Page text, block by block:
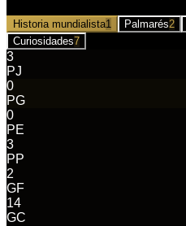
Historia mundialista1 Palmarés2
Curiosidades7
3
PJ
0
PG
0
PE
3
PP
2
GF
14
GC